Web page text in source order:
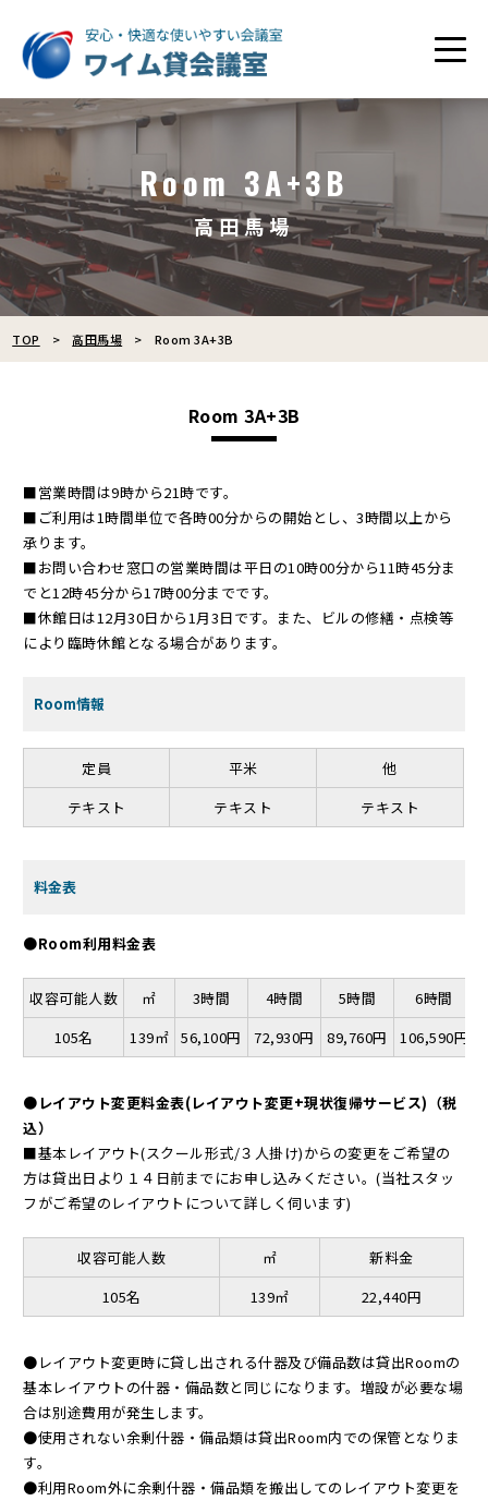
Room 3A+3B
高田馬場
TOP 高田馬場 Room 3A+3B
Room 3A+3B
■営業時間は9時から21時です。
■ご利用は1時間単位で各時00分からの開始とし、3時間以上から
承ります。
■お問い合わせ窓口の営業時間は平日の10時00分から11時45分ま
でと12時45分から17時00分までです。
■休館日は12月30日から1月3日です。また、ビルの修繕・点検等
により臨時休館となる場合があります。
Room情報
定員 平米
他
テキスト
テキスト テキスト
料金表
●Room利用料金表
収容可能人数 ㎡ 3時間 4時間 5時間
6時間
105名
139㎡ 56,100円 72,930円 89,760円 106,590円
●レイアウト変更料金表(レイアウト変更+現状復帰サービス)（税
込）
■基本レイアウト(スクール形式/３人掛け)からの変更をご希望の
方は貸出日より１４日前までにお申し込みください。(当社スタッ
フがご希望のレイアウトについて詳しく伺います)
収容可能人数 ㎡
新料金
105名
139㎡ 22,440円
●レイアウト変更時に貸し出される什器及び備品数は貸出Roomの
基本レイアウトの什器・備品数と同じになります。増設が必要な場
合は別途費用が発生します。
●使用されない余剰什器・備品類は貸出Room内での保管となりま
す。
●利用Room外に余剰什器・備品類を搬出してのレイアウト変更を